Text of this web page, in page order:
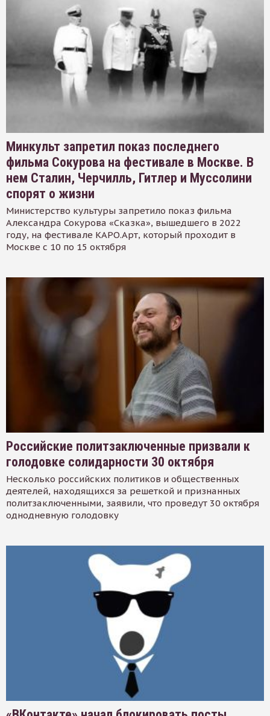
Минкульт запретил показ последнего
фильма Сокурова на фестивале в Москве. В
нем Сталин, Черчилль, Гитлер и Муссолини
спорят о жизни
Министерство культуры запретило показ фильма
Александра Сокурова «Сказка», вышедшего в 2022
году, на фестивале КАРО.Арт, который проходит в
Москве с 10 по 15 октября
Российские политзаключенные призвали к
голодовке солидарности 30 октября
Несколько российских политиков и общественных
деятелей, находящихся за решеткой и признанных
политзаключенными, заявили, что проведут 30 октября
однодневную голодовку